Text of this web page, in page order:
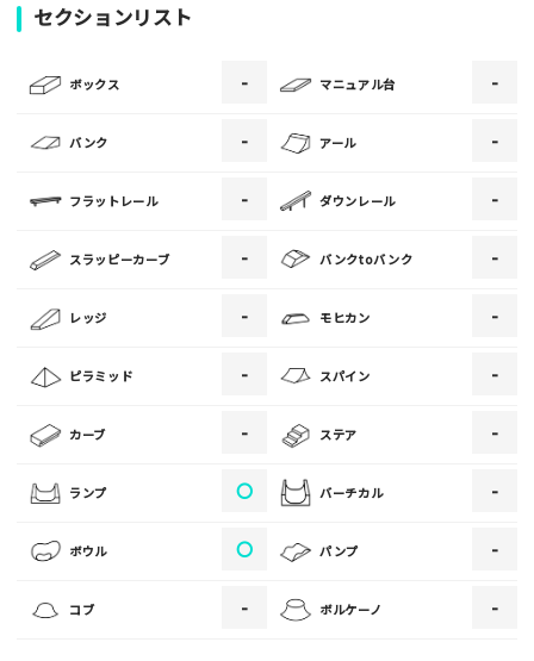
[text photo1alt placeholder "写真の解説※任意]
写真
[text photo3alt placeholder "写真の解説※任意]
ご注意事項
・人物の顔が写っている場合はモザイク処理を行います。
・画像の規定サイズは横幅640px以上となります。
セクションリスト
ボックス - マニュアル台 -
バンク - アール -
フラットレール - ダウンレール -
スラッピーカーブ - バンクtoバンク -
レッジ - モヒカン -
ピラミッド - スパイン -
カーブ - ステア -
ランプ 〇 バーチカル -
ボウル 〇 パンプ -
コブ - ボルケーノ -